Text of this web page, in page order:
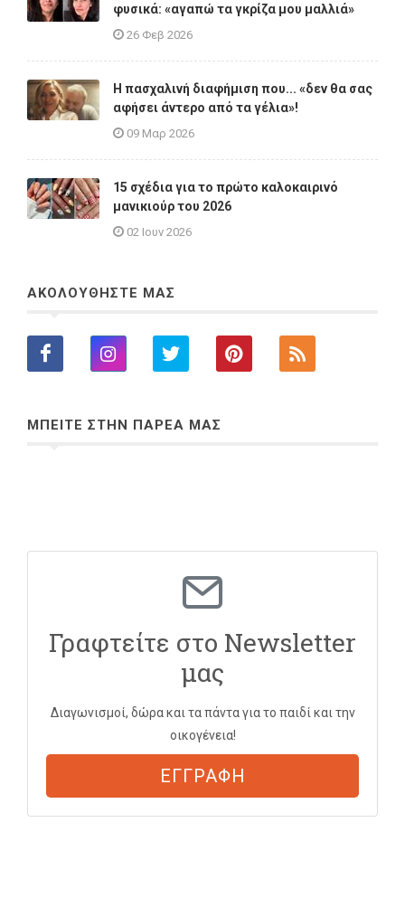
φυσικά: «αγαπώ τα γκρίζα μου μαλλιά»
26 Φεβ 2026
Η πασχαλινή διαφήμιση που... «δεν θα σας
αφήσει άντερο από τα γέλια»!
09 Μαρ 2026
15 σχέδια για το πρώτο καλοκαιρινό
μανικιούρ του 2026
02 Ιουν 2026
ΑΚΟΛΟΥΘΗΣΤΕ ΜΑΣ
ΜΠΕΙΤΕ ΣΤΗΝ ΠΑΡΕΑ ΜΑΣ
Γραφτείτε στο Newsletter
μας
Διαγωνισμοί, δώρα και τα πάντα για το παιδί και την
οικογένεια!
ΕΓΓΡΑΦΗ